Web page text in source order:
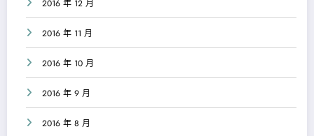
2016 年 12 月
2016 年 11 月
2016 年 10 月
2016 年 9 月
2016 年 8 月